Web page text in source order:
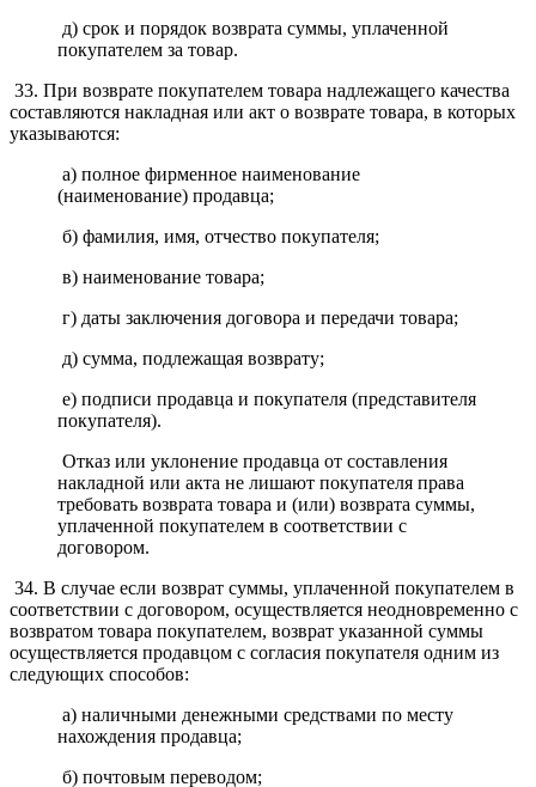
д) срок и порядок возврата суммы, уплаченной
покупателем за товар.
33. При возврате покупателем товара надлежащего качества
составляются накладная или акт о возврате товара, в которых
указываются:
а) полное фирменное наименование
(наименование) продавца;
б) фамилия, имя, отчество покупателя;
в) наименование товара;
г) даты заключения договора и передачи товара;
д) сумма, подлежащая возврату;
е) подписи продавца и покупателя (представителя
покупателя).
Отказ или уклонение продавца от составления
накладной или акта не лишают покупателя права
требовать возврата товара и (или) возврата суммы,
уплаченной покупателем в соответствии с
договором.
34. В случае если возврат суммы, уплаченной покупателем в
соответствии с договором, осуществляется неодновременно с
возвратом товара покупателем, возврат указанной суммы
осуществляется продавцом с согласия покупателя одним из
следующих способов:
а) наличными денежными средствами по месту
нахождения продавца;
б) почтовым переводом;